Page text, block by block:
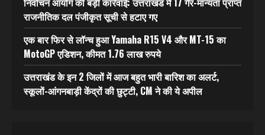
राजनीतिक दल पंजीकृत सूची से हटाए गए
एक बार फिर से लॉन्च हुआ Yamaha R15 V4 और MT-15 का
MotoGP एडिशन, कीमत 1.76 लाख रुपये
उत्तराखंड के इन 2 जिलों में आज बहुत भारी बारिश का अलर्ट,
स्कूलों-आंगनबाड़ी केंद्रों की छुट्टी, CM ने की ये अपील